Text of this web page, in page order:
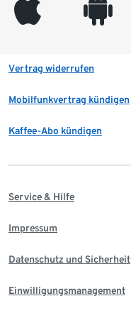
appleinc android
Vertrag widerrufen
Mobilfunkvertrag kündigen
Kaffee-Abo kündigen
Service & Hilfe
Impressum
Datenschutz und Sicherheit
Einwilligungsmanagement